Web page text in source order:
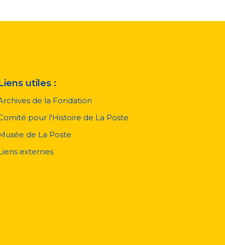
utiles :
de la Fondation
pour l'Histoire de La Poste
de La Poste
externes